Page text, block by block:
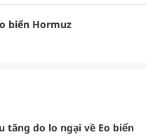
biển Hormuz
tăng do lo ngại về Eo biển